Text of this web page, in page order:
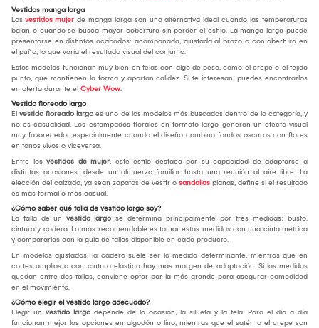
Vestidos manga larga
Los vestidos mujer de manga larga son una alternativa ideal cuando las temperaturas
bajan o cuando se busca mayor cobertura sin perder el estilo. La manga larga puede
presentarse en distintos acabados: acampanada, ajustada al brazo o con abertura en
el puño, lo que varía el resultado visual del conjunto.
Estos modelos funcionan muy bien en telas con algo de peso, como el crepe o el tejido
punto, que mantienen la forma y aportan calidez. Si te interesan, puedes encontrarlos
en oferta durante el Cyber Wow.
Vestido floreado largo
El vestido floreado largo es uno de los modelos más buscados dentro de la categoría, y
no es casualidad. Los estampados florales en formato largo generan un efecto visual
muy favorecedor, especialmente cuando el diseño combina fondos oscuros con flores
en tonos vivos o viceversa.
Entre los vestidos de mujer, este estilo destaca por su capacidad de adaptarse a
distintas ocasiones: desde un almuerzo familiar hasta una reunión al aire libre. La
elección del calzado, ya sean zapatos de vestir o sandalias planas, define si el resultado
es más formal o más casual.
¿Cómo saber qué talla de vestido largo soy?
La talla de un vestido largo se determina principalmente por tres medidas: busto,
cintura y cadera. Lo más recomendable es tomar estas medidas con una cinta métrica
y compararlas con la guía de tallas disponible en cada producto.
En modelos ajustados, la cadera suele ser la medida determinante, mientras que en
cortes amplios o con cintura elástica hay más margen de adaptación. Si las medidas
quedan entre dos tallas, conviene optar por la más grande para asegurar comodidad
en el movimiento.
¿Cómo elegir el vestido largo adecuado?
Elegir un vestido largo depende de la ocasión, la silueta y la tela. Para el día a día
funcionan mejor las opciones en algodón o lino, mientras que el satén o el crepe son